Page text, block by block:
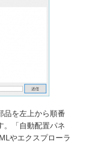
品を左上から順番
。「自動配置パネ
やエクスプローラ